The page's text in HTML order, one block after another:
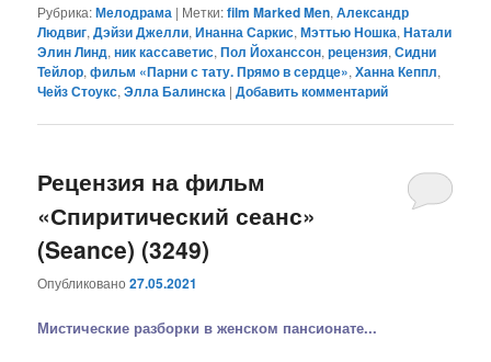
Рубрика:Мелодрама | Метки:film Marked Men,Александр
Людвиг,Дэйзи Джелли,Инанна Саркис,Мэттью Ношка,Натали
Элин Линд,ник кассаветис,Пол Йоханссон,рецензия,Сидни
Тейлор,фильм «Парни с тату. Прямо в сердце»,Ханна Кеппл,
Чейз Стоукс,Элла Балинска |Добавить комментарий
Рецензия на фильм
«Спиритический сеанс»
(Seance) (3249)
Опубликовано27.05.2021
Мистические разборки в женском пансионате...